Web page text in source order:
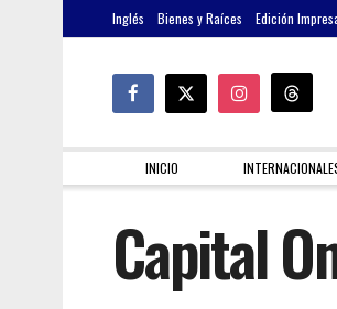
Inglés Bienes y Raíces Edición
INICIO
Capital